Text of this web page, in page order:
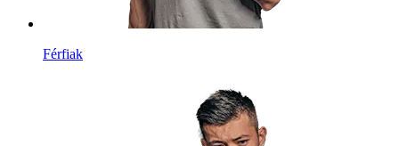
Férfiak